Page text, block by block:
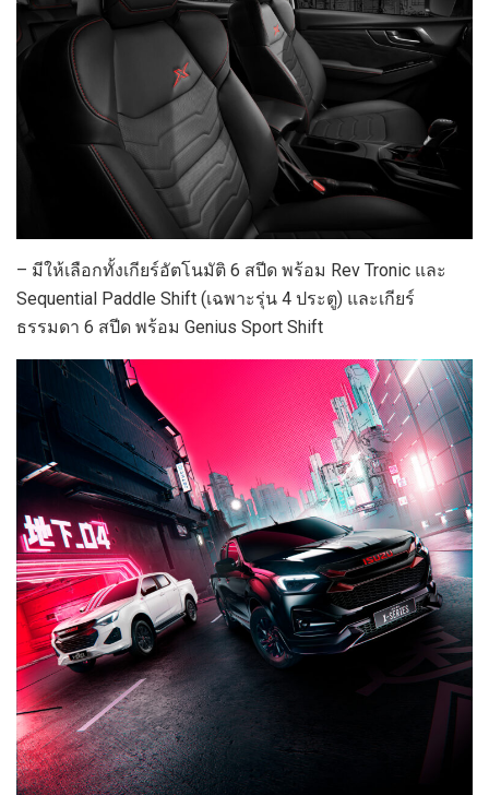
– มีให้เลือกทั้งเกียร์อัตโนมัติ 6 สปีด พร้อม Rev Tronic และ
Sequential Paddle Shift (เฉพาะรุ่น 4 ประตู) และเกียร์
ธรรมดา 6 สปีด พร้อม Genius Sport Shift